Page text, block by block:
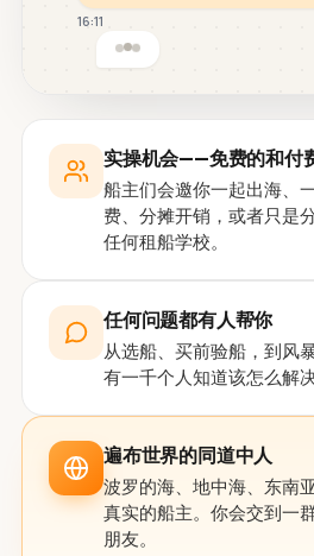
16:11
实操机会——免费的和付
船主们会邀你一起出海、
费、分摊开销，或者只是
任何租船学校。
任何问题都有人帮你
从选船、买前验船，到风
有一千个人知道该怎么解决
遍布世界的同道中人
波罗的海、地中海、东南
真实的船主。你会交到一
朋友。